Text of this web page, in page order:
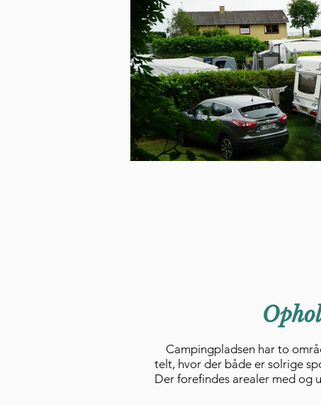
Campingpladsen har to
telt, hvor der både er solrige
Der forefindes arealer med og